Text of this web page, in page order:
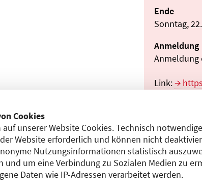
Cookies
unserer Website Cookies. Technisch
Website erforderlich und können nicht
Nutzungsinformationen statistisch
und um eine Verbindung zu Sozialen Medien zu
Daten wie IP-Adressen verarbeitet werden.
Ende
Sonntag,
Anmeldung
Anmeldung
Link:
550,00 EUR